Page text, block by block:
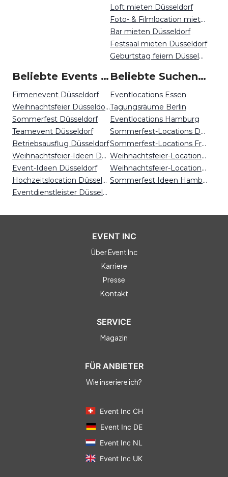
Loft mieten Düsseldorf
Foto- & Filmlocation mieten Düsseldorf
Bar mieten Düsseldorf
Festsaal mieten Düsseldorf
Geburtstag feiern Düsseldorf
Beliebte Events in Düsseldorf
Firmenevent Düsseldorf
Weihnachtsfeier Düsseldorf
Sommerfest Düsseldorf
Teamevent Düsseldorf
Betriebsausflug Düsseldorf
Weihnachtsfeier-Ideen Düsseldorf
Event-Ideen Düsseldorf
Hochzeitslocation Düsseldorf
Eventdienstleister Düsseldorf
Beliebte Suchen auf Event Inc
Eventlocations Essen
Tagungsräume Berlin
Eventlocations Hamburg
Sommerfest-Locations Düsseldorf
Sommerfest-Locations Freiburg
Weihnachtsfeier-Locations Bonn
Weihnachtsfeier-Locations Dresden
Sommerfest Ideen Hamburg
EVENT INC
Über Event Inc
Karriere
Presse
Kontakt
SERVICE
Magazin
FÜR ANBIETER
Wie inseriere ich?
Event Inc CH
Event Inc DE
Event Inc NL
Event Inc UK